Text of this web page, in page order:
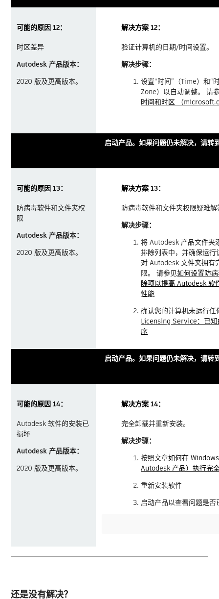
可能的原因 12：
时区差异
Autodesk 产品版本：
2020 版及更高版本。
解决方案 12：
验证计算机的日期/时间设置。
解决步骤：
设置“时间”（Time）和“
Zone）以自动调整。 请
时间和时区 （
启动产品。如果问题仍未解决，请转
可能的原因 13：
防病毒软件和文件夹权
限
Autodesk 产品版本：
2020 版及更高版本。
解决方案 13：
防病毒软件和文件夹权限疑难
解决步骤：
将 Autodesk 产品文件夹
排除列表中，并确保运行
对 Autodesk 文件夹拥有
限。 请参见如何设置防
除项以提高 Autodesk 软
性能
确认您的计算机未运行任
Licensing Service：已
序
启动产品。如果问题仍未解决，请转
可能的原因 14：
Autodesk 软件的安装已
损坏
Autodesk 产品版本：
2020 版及更高版本。
解决方案 14：
完全卸载并重新安装。
解决步骤：
按照文章如何在
Autodesk 产品）执行完
重新安装软件
启动产品以查看问题是否
还是没有解决？